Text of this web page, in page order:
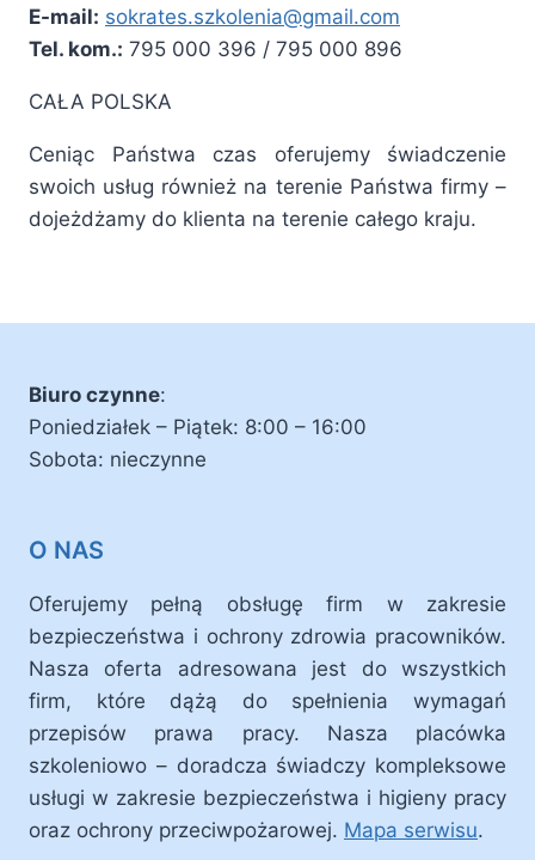
E-mail: sokrates.szkolenia@gmail.com
Tel. kom.: 795 000 396 / 795 000 896
CAŁA POLSKA
Ceniąc Państwa czas oferujemy świadczenie
swoich usług również na terenie Państwa firmy –
dojeżdżamy do klienta na terenie całego kraju.
Biuro czynne:
Poniedziałek – Piątek: 8:00 – 16:00
Sobota: nieczynne
O NAS
Oferujemy pełną obsługę firm w zakresie
bezpieczeństwa i ochrony zdrowia pracowników.
Nasza oferta adresowana jest do wszystkich
firm, które dążą do spełnienia wymagań
przepisów prawa pracy. Nasza placówka
szkoleniowo – doradcza świadczy kompleksowe
usługi w zakresie bezpieczeństwa i higieny pracy
oraz ochrony przeciwpożarowej. Mapa serwisu.